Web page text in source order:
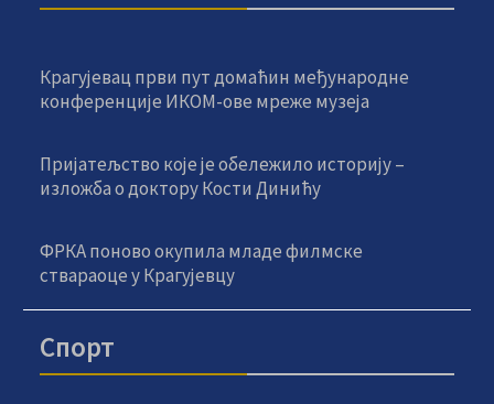
Крагујевац први пут домаћин међународне
конференције ИКОМ-ове мреже музеја
Пријатељство које је обележило историју –
изложба о доктору Кости Динићу
ФРКА поново окупила младе филмске
ствараоце у Крагујевцу
Спорт